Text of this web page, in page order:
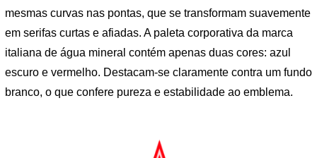
mesmas curvas nas pontas, que se transformam suavemente
em serifas curtas e afiadas. A paleta corporativa da marca
italiana de água mineral contém apenas duas cores: azul
escuro e vermelho. Destacam-se claramente contra um fundo
branco, o que confere pureza e estabilidade ao emblema.